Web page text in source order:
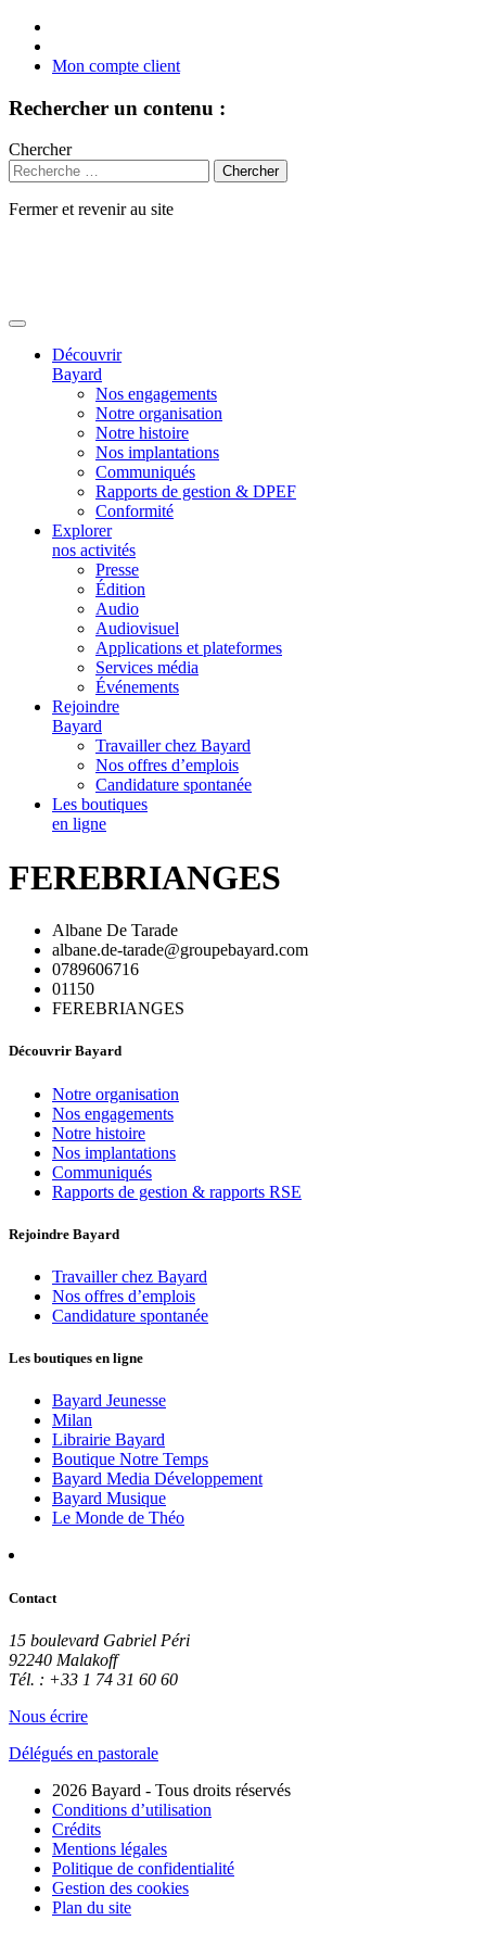
Mon compte client
Rechercher un contenu :
Chercher
Fermer et revenir au site
Découvrir
Bayard
Nos engagements
Notre organisation
Notre histoire
Nos implantations
Communiqués
Rapports de gestion & DPEF
Conformité
Explorer
nos activités
Presse
Édition
Audio
Audiovisuel
Applications et plateformes
Services média
Événements
Rejoindre
Bayard
Travailler chez Bayard
Nos offres d’emplois
Candidature spontanée
Les boutiques
en ligne
FEREBRIANGES
Albane De Tarade
albane.de-tarade@groupebayard.com
0789606716
01150
FEREBRIANGES
Découvrir Bayard
Notre organisation
Nos engagements
Notre histoire
Nos implantations
Communiqués
Rapports de gestion & rapports RSE
Rejoindre Bayard
Travailler chez Bayard
Nos offres d’emplois
Candidature spontanée
Les boutiques en ligne
Bayard Jeunesse
Milan
Librairie Bayard
Boutique Notre Temps
Bayard Media Développement
Bayard Musique
Le Monde de Théo
Contact
15 boulevard Gabriel Péri
92240 Malakoff
Tél. : +33 1 74 31 60 60
Nous écrire
Délégués en pastorale
2026 Bayard - Tous droits réservés
Conditions d’utilisation
Crédits
Mentions légales
Politique de confidentialité
Gestion des cookies
Plan du site